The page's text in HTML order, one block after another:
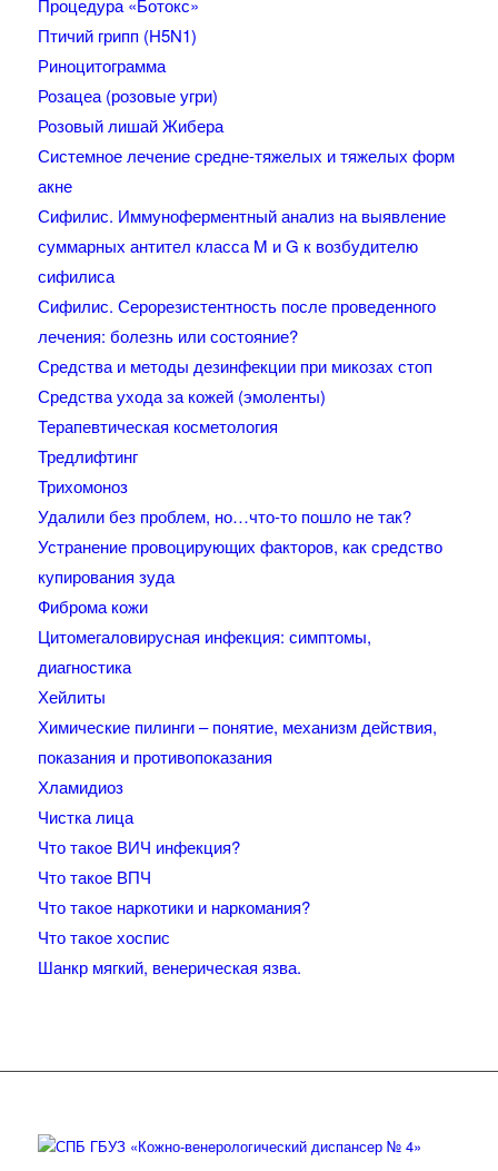
Процедура «Ботокс»
Птичий грипп (H5N1)
Риноцитограмма
Розацеа (розовые угри)
Розовый лишай Жибера
Системное лечение средне-тяжелых и тяжелых форм
акне
Сифилис. Иммуноферментный анализ на выявление
суммарных антител класса M и G к возбудителю
сифилиса
Сифилис. Серорезистентность после проведенного
лечения: болезнь или состояние?
Средства и методы дезинфекции при микозах стоп
Средства ухода за кожей (эмоленты)
Терапевтическая косметология
Тредлифтинг
Трихомоноз
Удалили без проблем, но…что-то пошло не так?
Устранение провоцирующих факторов, как средство
купирования зуда
Фиброма кожи
Цитомегаловирусная инфекция: симптомы,
диагностика
Хейлиты
Химические пилинги – понятие, механизм действия,
показания и противопоказания
Хламидиоз
Чистка лица
Что такое ВИЧ инфекция?
Что такое ВПЧ
Что такое наркотики и наркомания?
Что такое хоспис
Шанкр мягкий, венерическая язва.